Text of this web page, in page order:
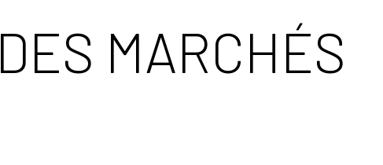
MARCHÉS